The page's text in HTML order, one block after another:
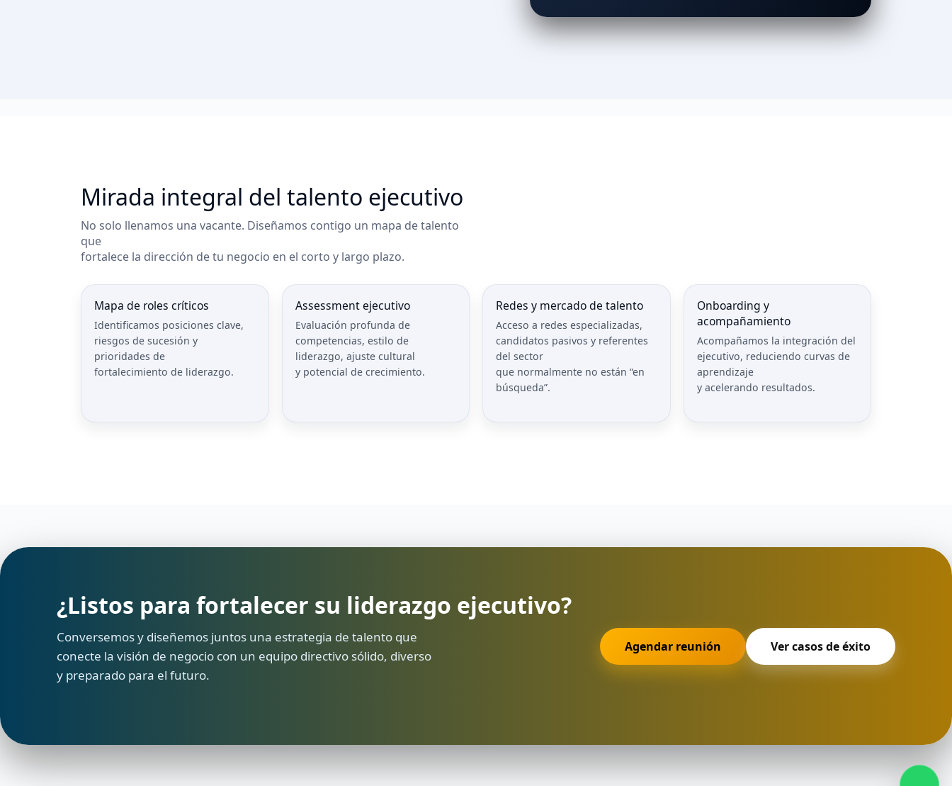
Mirada integral del talento ejecutivo
No solo llenamos una vacante. Diseñamos contigo un mapa de talento
que
fortalece la dirección de tu negocio en el corto y largo plazo.
Mapa de roles críticos
Identificamos posiciones clave,
riesgos de sucesión y
prioridades de
fortalecimiento de liderazgo.
Assessment ejecutivo
Evaluación profunda de
competencias, estilo de
liderazgo, ajuste cultural
y potencial de crecimiento.
Redes y mercado de talento
Acceso a redes especializadas,
candidatos pasivos y referentes
del sector
que normalmente no están “en
búsqueda”.
Onboarding y
acompañamiento
Acompañamos la integración del
ejecutivo, reduciendo curvas de
aprendizaje
y acelerando resultados.
¿Listos para fortalecer su liderazgo ejecutivo?
Conversemos y diseñemos juntos una estrategia de talento que
conecte la visión de negocio con un equipo directivo sólido, diverso
y preparado para el futuro.
Agendar reunión Ver casos de éxito